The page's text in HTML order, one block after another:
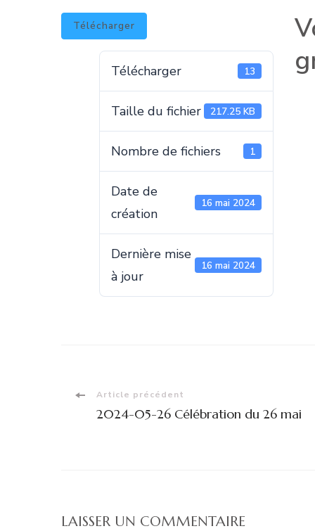
Télécharger
Télécharger 13
Taille du fichier 217.25 KB
Nombre de fichiers 1
Date de
création
16 mai 2024
Dernière mise
à jour
16 mai 2024
Navigation
Article précédent
2024-05-26 Célébration du 26 mai
LAISSER UN COMMENTAIRE